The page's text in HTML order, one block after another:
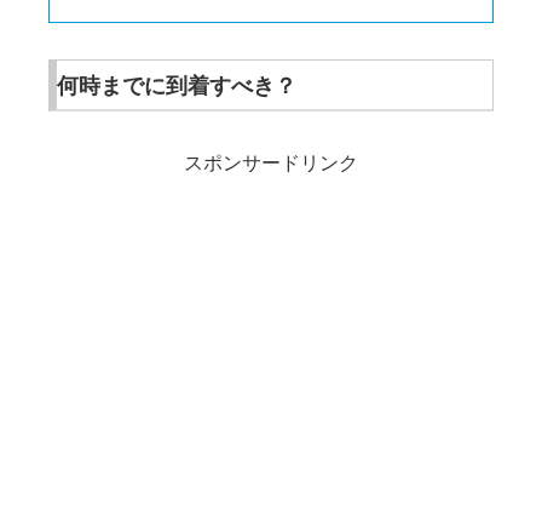
何時までに到着すべき？
スポンサードリンク